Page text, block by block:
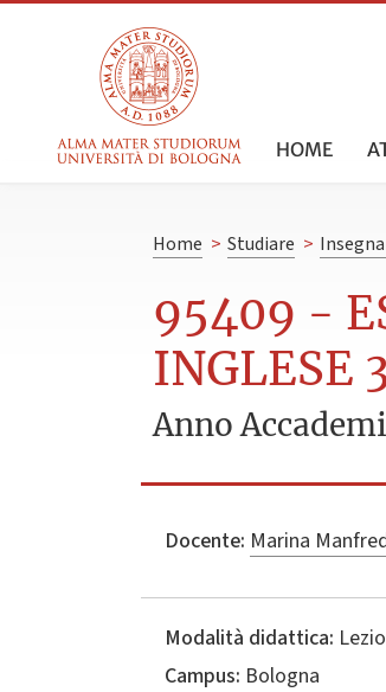
HOME
Home > Studiare >
95409 -
INGLESE
Anno
Docente: Marina
Modalità didattica:
Campus: Bologna